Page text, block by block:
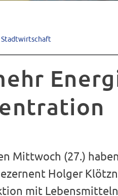
Stadtwirtschaft
Mittwoch (27.)
Holger
mit